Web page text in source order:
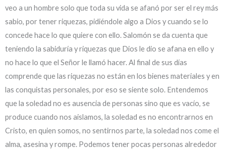
veo a un hombre solo que toda su vida se afanó por ser el rey más
sabio, por tener riquezas, pidiéndole algo a Dios y cuando se lo
concede hace lo que quiere con ello. Salomón se da cuenta que
teniendo la sabiduría y riquezas que Dios le dio se afana en ello y
no hace lo que el Señor le llamó hacer. Al final de sus días
comprende que las riquezas no están en los bienes materiales y en
las conquistas personales, por eso se siente solo. Entendemos
que la soledad no es ausencia de personas sino que es vacío, se
produce cuando nos aislamos, la soledad es no encontrarnos en
Cristo, en quien somos, no sentirnos parte, la soledad nos come el
alma, asesina y rompe. Podemos tener pocas personas alrededor